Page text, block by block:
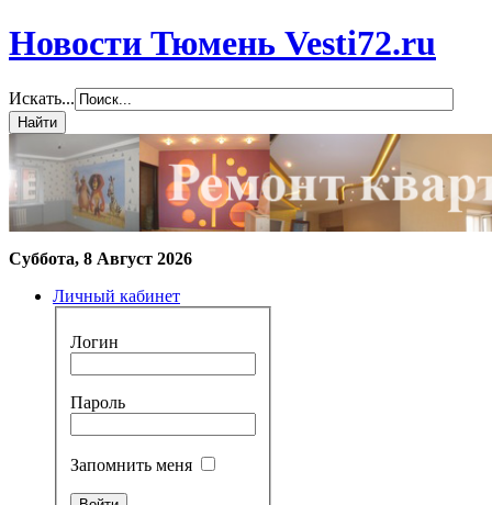
Новости Тюмень Vesti72.ru
Искать...
Суббота, 8 Август 2026
Личный кабинет
Логин
Пароль
Запомнить меня